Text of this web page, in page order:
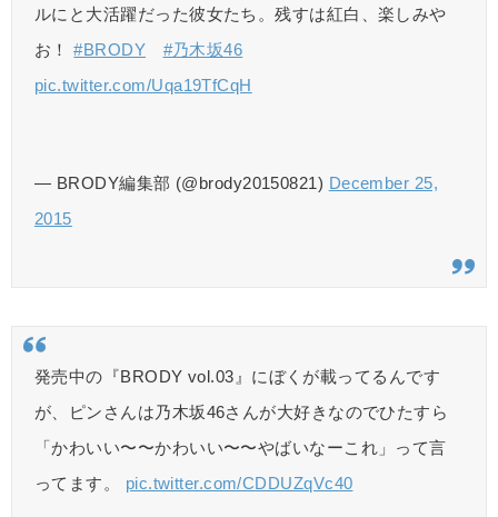
ルにと大活躍だった彼女たち。残すは紅白、楽しみや
お！#BRODY
#乃木坂46
pic.twitter.com/Uqa19TfCqH
— BRODY編集部 (@brody20150821) December 25,
2015
発売中の『BRODY vol.03』にぼくが載ってるんです
が、ピンさんは乃木坂46さんが大好きなのでひたすら
「かわいい〜〜かわいい〜〜やばいなーこれ」って言
ってます。 pic.twitter.com/CDDUZqVc40